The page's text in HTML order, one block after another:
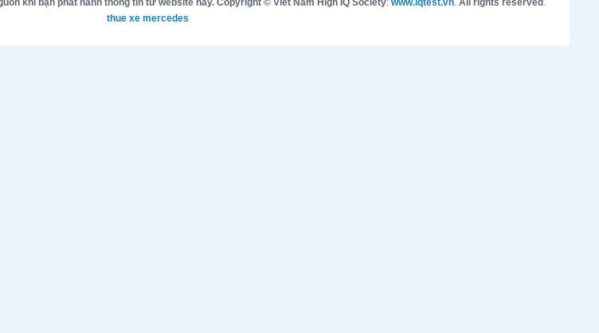
thue xe mercedes